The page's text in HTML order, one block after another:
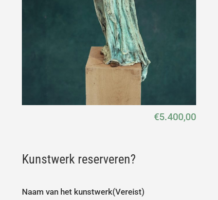
€5.400,00
Kunstwerk reserveren?
Naam van het kunstwerk(Vereist)